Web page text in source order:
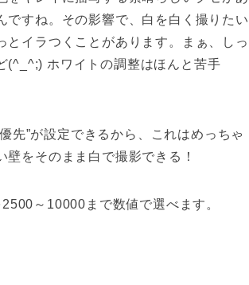
ですね。その影響で、白を白く撮りたい
イラつくことがあります。まぁ、しっ
(^_^;) ホワイトの調整はほんと苦手
先”が設定できるから、これはめっちゃ
をそのまま白で撮影できる！
～10000まで数値で選べます。